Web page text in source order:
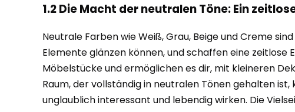
1.2 Die Macht der neutralen Töne: Ein
Neutrale Farben wie Weiß, Grau, Beige und Creme
Elemente glänzen können, und schaffen eine zeitlose
Möbelstücke und ermöglichen es dir, mit kleineren
Raum, der vollständig in neutralen Tönen gehalten
unglaublich interessant und lebendig wirken. Die